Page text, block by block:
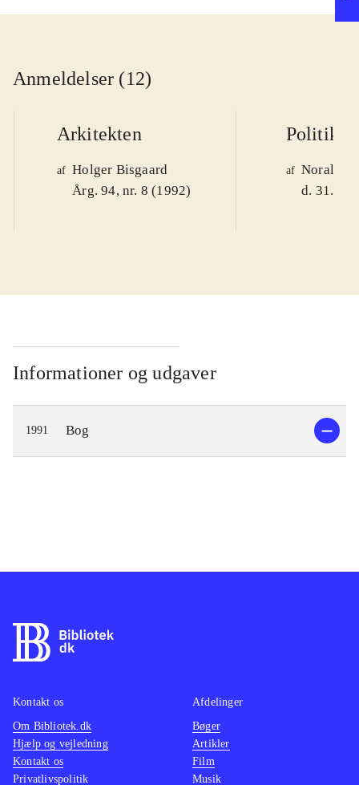
Anmeldelser (12)
Arkitekten
af Holger Bisgaard
Årg. 94, nr. 8 (1992)
Politiken
af Noralv
d. 31.
Informationer og udgaver
1991 Bog
Kontakt os
Om Bibliotek.dk
Hjælp og vejledning
Kontakt os
Privatlivspolitik
Afdelinger
Bøger
Artikler
Film
Musik